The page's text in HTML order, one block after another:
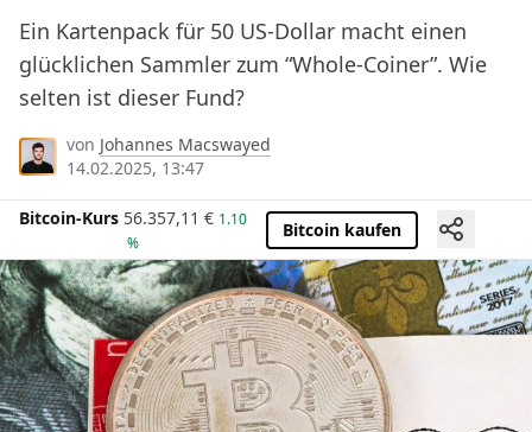
Ein Kartenpack für 50 US-Dollar macht einen
glücklichen Sammler zum “Whole-Coiner”. Wie
selten ist dieser Fund?
von Johannes Macswayed
14.02.2025, 13:47
Bitcoin-Kurs 56.357,11 € 1.10
%
Bitcoin kaufen